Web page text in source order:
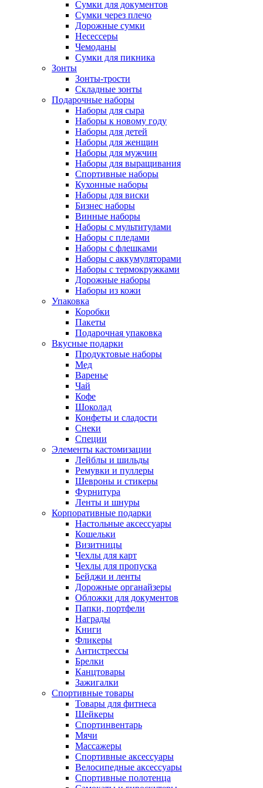
Сумки для документов
Сумки через плечо
Дорожные сумки
Несессеры
Чемоданы
Сумки для пикника
Зонты
Зонты-трости
Складные зонты
Подарочные наборы
Наборы для сыра
Наборы к новому году
Наборы для детей
Наборы для женщин
Наборы для мужчин
Наборы для выращивания
Спортивные наборы
Кухонные наборы
Наборы для виски
Бизнес наборы
Винные наборы
Наборы с мультитулами
Наборы с пледами
Наборы с флешками
Наборы с аккумуляторами
Наборы с термокружками
Дорожные наборы
Наборы из кожи
Упаковка
Коробки
Пакеты
Подарочная упаковка
Вкусные подарки
Продуктовые наборы
Мед
Варенье
Чай
Кофе
Шоколад
Конфеты и сладости
Снеки
Специи
Элементы кастомизации
Лейблы и шильды
Ремувки и пуллеры
Шевроны и стикеры
Фурнитура
Ленты и шнуры
Корпоративные подарки
Настольные аксессуары
Кошельки
Визитницы
Чехлы для карт
Чехлы для пропуска
Бейджи и ленты
Дорожные органайзеры
Обложки для документов
Папки, портфели
Награды
Книги
Фликеры
Антистрессы
Брелки
Канцтовары
Зажигалки
Спортивные товары
Товары для фитнеса
Шейкеры
Спортинвентарь
Мячи
Массажеры
Спортивные аксессуары
Велосипедные аксессуары
Спортивные полотенца